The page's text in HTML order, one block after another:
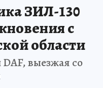
ЗИЛ-130
с
области
выезжая со